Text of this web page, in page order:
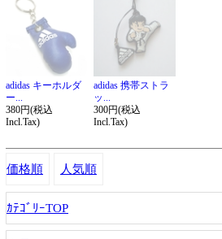
adidas キーホルダ
ー...
380円(税込
Incl.Tax)
adidas 携帯ストラ
ッ...
300円(税込
Incl.Tax)
価格順 人気順
ｶﾃｺﾞﾘｰTOP